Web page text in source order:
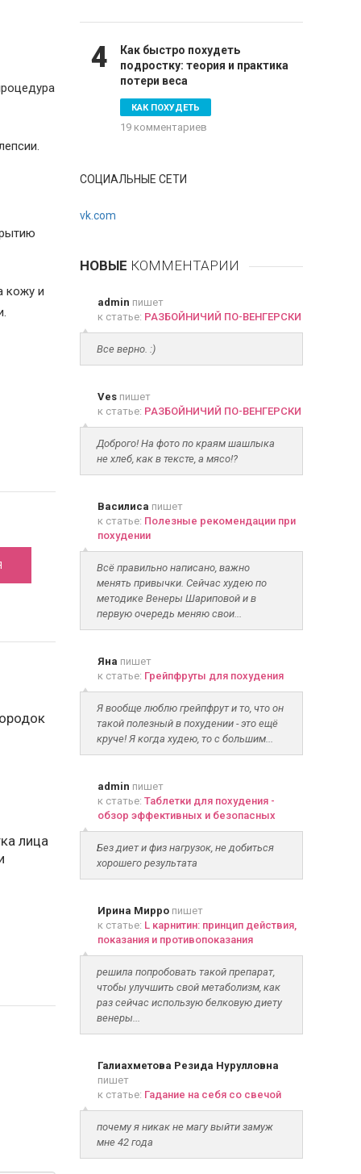
кожу и
лица
4
Как быстро похудеть
подростку: теория и практика
потери веса
КАК ПОХУДЕТЬ
19 комментариев
СОЦИАЛЬНЫЕ СЕТИ
vk.com
НОВЫЕ КОММЕНТАРИИ
admin пишет
к статье: РАЗБОЙНИЧИЙ ПО-ВЕНГЕРСКИ
Все верно. :)
Vesпишет
к статье: РАЗБОЙНИЧИЙ ПО-ВЕНГЕРСКИ
Доброго! На фото по краям шашлыка
не хлеб, как в тексте, а мясо!?
Василиса пишет
к статье: Полезные рекомендации при
похудении
Всё правильно написано, важно
менять привычки. Сейчас худею по
методике Венеры Шариповой и в
первую очередь меняю свои...
Яна пишет
к статье: Грейпфруты для похудения
Я вообще люблю грейпфрут и то, что он
такой полезный в похудении - это ещё
круче! Я когда худею, то с большим...
admin пишет
к статье: Таблетки для похудения -
обзор эффективных и безопасных
Без диет и физ нагрузок, не добиться
хорошего результата
Ирина Мирропишет
к статье: L карнитин: принцип действия,
показания и противопоказания
решила попробовать такой препарат,
чтобы улучшить свой метаболизм, как
раз сейчас использую белковую диету
венеры...
Галиахметова Резида Нурулловна
пишет
к статье: Гадание на себя со свечой
почему я никак не магу выйти замуж
мне 42 года